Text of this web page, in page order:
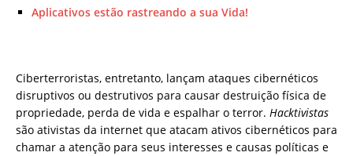
Aplicativos estão rastreando a sua Vida!
Ciberterroristas, entretanto, lançam ataques cibernéticos
disruptivos ou destrutivos para causar destruição física de
propriedade, perda de vida e espalhar o terror. Hacktivistas
são ativistas da internet que atacam ativos cibernéticos para
chamar a atenção para seus interesses e causas políticas e